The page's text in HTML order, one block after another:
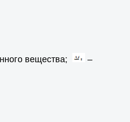
вещества; –